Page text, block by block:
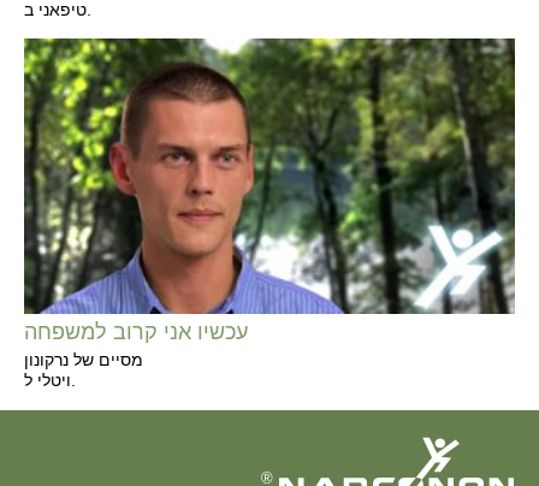
עכשיו אני קרוב למשפחה
מסיים של נרקונון
ויטלי ל.
®